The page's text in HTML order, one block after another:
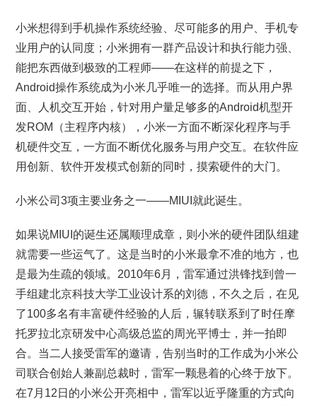
小米想得到手机操作系统经验、尽可能多的用户、手机专
业用户的认同度；小米拥有一群产品设计和执行能力强、
能把东西做到极致的工程师——在这样的前提之下，
Android操作系统成为小米几乎唯一的选择。而从用户界
面、人机交互开始，针对用户量足够多的Android机型开
发ROM（主程序内核），小米一方面不断深化程序与手
机硬件交互，一方面不断优化服务与用户交互。在软件应
用创新、软件开发模式创新的同时，摸索硬件的大门。
小米公司3项主要业务之一——MIUI就此诞生。
如果说MIUI的诞生还属顺理成章，则小米的硬件团队组建
就需要一些运气了。这是当时的小米最拿不准的地方，也
是最为生疏的领域。2010年6月，雷军通过洪锋找到曾一
手组建北京科技大学工业设计系的刘德，不久之后，在见
了100多名有丰富硬件经验的人后，辗转联系到了时任摩
托罗拉北京研发中心高级总监的周光平博士，并一拍即
合。当二人接受雷军的邀请，告别当时的工作成为小米公
司联合创始人兼副总裁时，雷军一颗悬着的心终于放下。
在7月12日的小米公开亮相中，雷军以近乎隆重的方式向